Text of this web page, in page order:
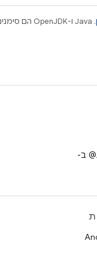
למעקב אחר ‎@AndroidDev ב-